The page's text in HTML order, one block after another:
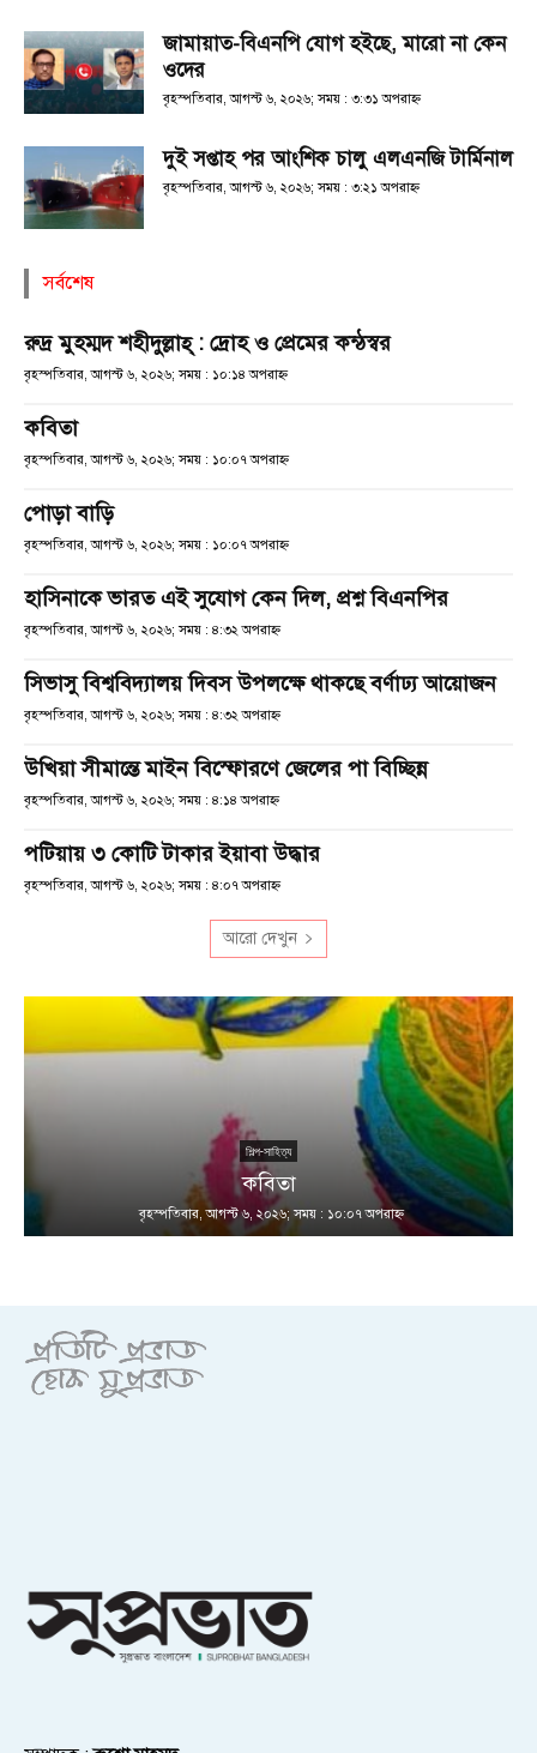
জামায়াত-বিএনপি যোগ হইছে, মারো না কেন
ওদের
বৃহস্পতিবার, আগস্ট ৬, ২০২৬; সময় : ৩:৩১ অপরাহ্ণ
দুই সপ্তাহ পর আংশিক চালু এলএনজি টার্মিনাল
বৃহস্পতিবার, আগস্ট ৬, ২০২৬; সময় : ৩:২১ অপরাহ্ণ
সর্বশেষ
রুদ্র মুহম্মদ শহীদুল্লাহ্ : দ্রোহ ও প্রেমের কন্ঠস্বর
বৃহস্পতিবার, আগস্ট ৬, ২০২৬; সময় : ১০:১৪ অপরাহ্ণ
কবিতা
বৃহস্পতিবার, আগস্ট ৬, ২০২৬; সময় : ১০:০৭ অপরাহ্ণ
পোড়া বাড়ি
বৃহস্পতিবার, আগস্ট ৬, ২০২৬; সময় : ১০:০৭ অপরাহ্ণ
হাসিনাকে ভারত এই সুযোগ কেন দিল, প্রশ্ন বিএনপির
বৃহস্পতিবার, আগস্ট ৬, ২০২৬; সময় : ৪:৩২ অপরাহ্ণ
সিভাসু বিশ্ববিদ্যালয় দিবস উপলক্ষে থাকছে বর্ণাঢ্য আয়োজন
বৃহস্পতিবার, আগস্ট ৬, ২০২৬; সময় : ৪:৩২ অপরাহ্ণ
উখিয়া সীমান্তে মাইন বিস্ফোরণে জেলের পা বিচ্ছিন্ন
বৃহস্পতিবার, আগস্ট ৬, ২০২৬; সময় : ৪:১৪ অপরাহ্ণ
পটিয়ায় ৩ কোটি টাকার ইয়াবা উদ্ধার
বৃহস্পতিবার, আগস্ট ৬, ২০২৬; সময় : ৪:০৭ অপরাহ্ণ
আরো দেখুন
শিল্প-সাহিত্য
কবিতা
বৃহস্পতিবার, আগস্ট ৬, ২০২৬; সময় : ১০:০৭ অপরাহ্ণ